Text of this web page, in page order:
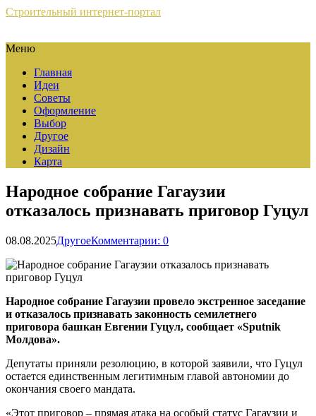
Строительный интернет-портал
Меню
Главная
Идеи
Советы
Оформление
Выбор
Другое
Дизайн
Карта
Народное собрание Гагаузии
отказалось признавать приговор Гуцул
08.08.2025ДругоеКомментарии: 0
Народное собрание Гагаузии провело экстренное заседание
и отказалось признавать законность семилетнего
приговора башкан Евгении Гуцул, сообщает «Sputnik
Молдова».
Депутаты приняли резолюцию, в которой заявили, что Гуцул
остается единственным легитимным главой автономии до
окончания своего мандата.
«Этот приговор – прямая атака на особый статус Гагаузии и